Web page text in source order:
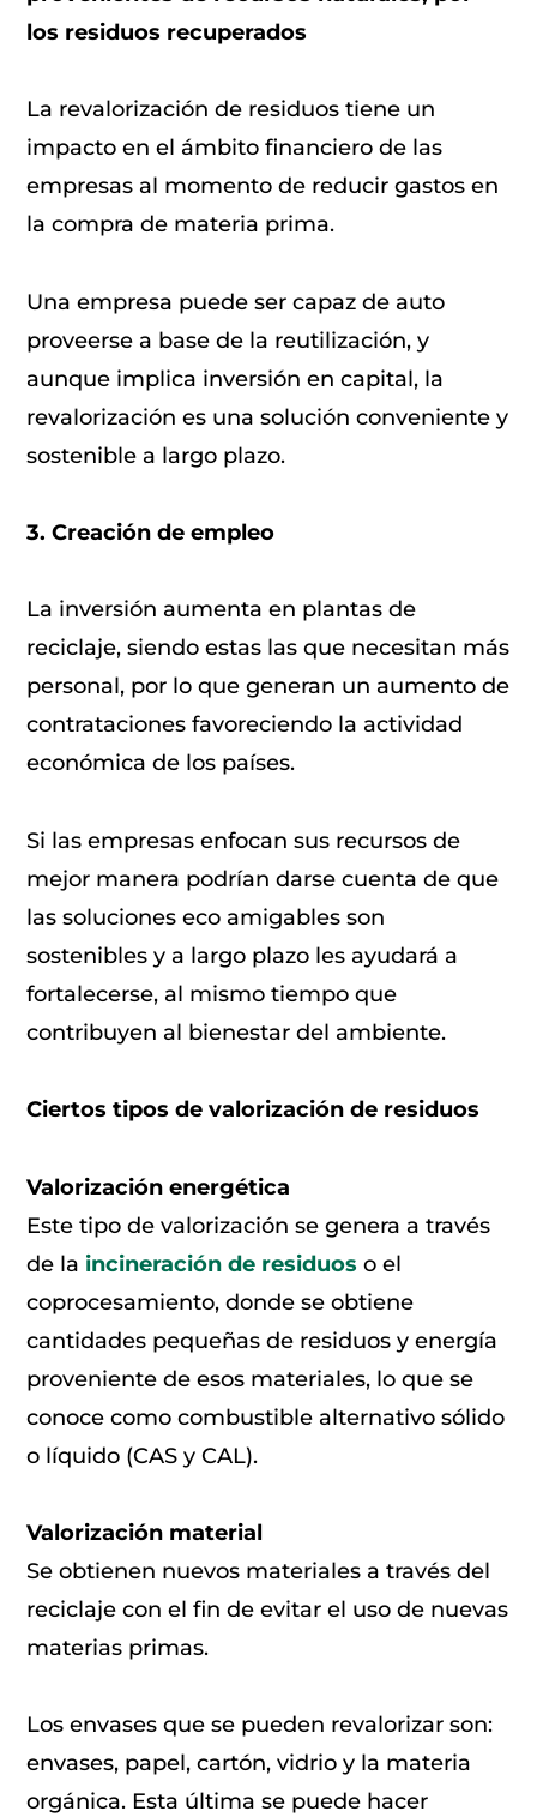
los residuos recuperados
La revalorización de residuos tiene un
impacto en el ámbito financiero de las
empresas al momento de reducir gastos en
la compra de materia prima.
Una empresa puede ser capaz de auto
proveerse a base de la reutilización, y
aunque implica inversión en capital, la
revalorización es una solución conveniente y
sostenible a largo plazo.
3. Creación de empleo
La inversión aumenta en plantas de
reciclaje, siendo estas las que necesitan más
personal, por lo que generan un aumento de
contrataciones favoreciendo la actividad
económica de los países.
Si las empresas enfocan sus recursos de
mejor manera podrían darse cuenta de que
las soluciones eco amigables son
sostenibles y a largo plazo les ayudará a
fortalecerse, al mismo tiempo que
contribuyen al bienestar del ambiente.
Ciertos tipos de valorización de residuos
Valorización energética
Este tipo de valorización se genera a través
de la incineración de residuos o el
coprocesamiento, donde se obtiene
cantidades pequeñas de residuos y energía
proveniente de esos materiales, lo que se
conoce como combustible alternativo sólido
o líquido (CAS y CAL).
Valorización material
Se obtienen nuevos materiales a través del
reciclaje con el fin de evitar el uso de nuevas
materias primas.
Los envases que se pueden revalorizar son:
envases, papel, cartón, vidrio y la materia
orgánica. Esta última se puede hacer